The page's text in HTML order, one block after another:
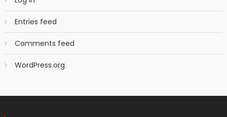
Entries feed
Comments feed
WordPress.org